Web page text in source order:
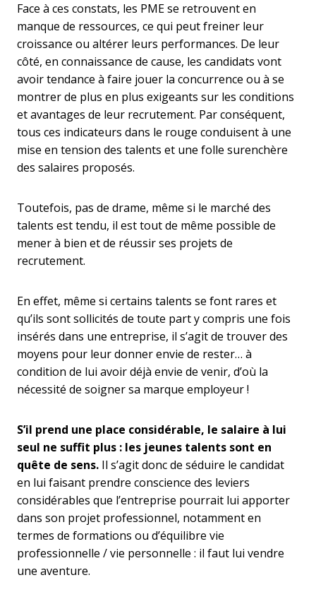
Face à ces constats, les PME se retrouvent en
manque de ressources, ce qui peut freiner leur
croissance ou altérer leurs performances. De leur
côté, en connaissance de cause, les candidats vont
avoir tendance à faire jouer la concurrence ou à se
montrer de plus en plus exigeants sur les conditions
et avantages de leur recrutement. Par conséquent,
tous ces indicateurs dans le rouge conduisent à une
mise en tension des talents et une folle surenchère
des salaires proposés.
Toutefois, pas de drame, même si le marché des
talents est tendu, il est tout de même possible de
mener à bien et de réussir ses projets de
recrutement.
En effet, même si certains talents se font rares et
qu’ils sont sollicités de toute part y compris une fois
insérés dans une entreprise, il s’agit de trouver des
moyens pour leur donner envie de rester… à
condition de lui avoir déjà envie de venir, d’où la
nécessité de soigner sa marque employeur !
S’il prend une place considérable, le salaire à lui
seul ne suffit plus : les jeunes talents sont en
quête de sens. Il s’agit donc de séduire le candidat
en lui faisant prendre conscience des leviers
considérables que l’entreprise pourrait lui apporter
dans son projet professionnel, notamment en
termes de formations ou d’équilibre vie
professionnelle / vie personnelle : il faut lui vendre
une aventure.